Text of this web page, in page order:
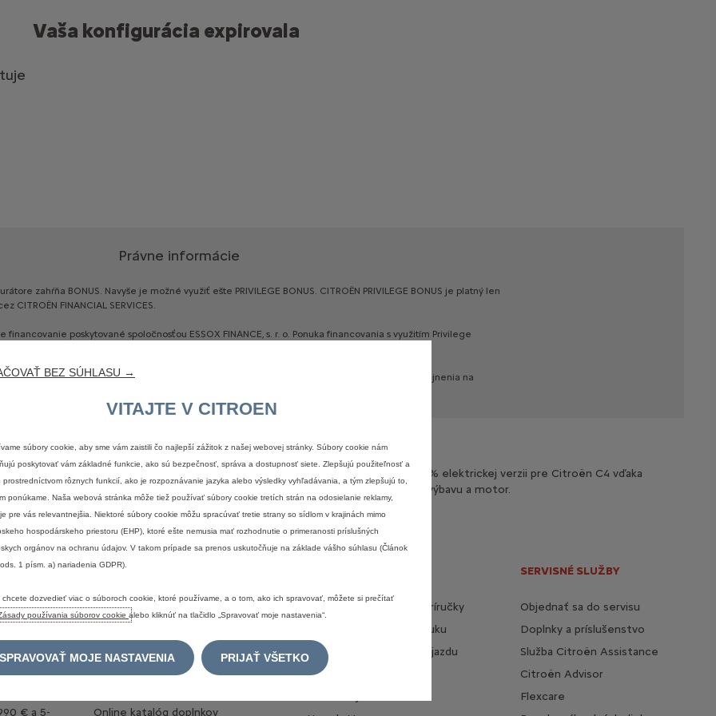
Vaša konfigurácia expirovala
Právne informácie
zahŕňa BONUS. Navyše je možné využiť ešte PRIVILEGE BONUS. CITROËN PRIVILEGE BONUS je platný len
CITROËN FINANCIAL SERVICES.
financovanie poskytované spoločnosťou ESSOX FINANCE, s. r. o. Ponuka financovania s využitím Privilege
stránke sú iba informatívne a zverejnenia na
ë-C4
vzhľadom? Prispôsobte si svoj Citroën C4 v spaľovacej, hybridnej alebo 100% elektrickej verzii pre Citroën C4 vďaka
a vašim túžbam. Môžete si nakonfigurovať všetko od výbavy a dizajnu až po výbavu a motor.
€ a 5-
VYBERTE SI NOVÉ VOZIDLO
Nakonfigurujte si nové vozidlo
Operatívny leasing - Citroën
paušál od 239€/mes.
Online katalóg doplnkov
Cenníky a užívateľské príručky
Požiadať o cenovú ponuku
Rezervovať testovaciu jazdu
Predajná a servisná sieť
SERVISNÉ SLUŽBY
Objednať sa do servisu
Doplnky a príslušenstvo
Služba Citroën Assistance
Citroën Advisor
Flexcare
BEZ SÚHLASU →
VITAJTE V CITROEN
súbory cookie, aby sme vám zaistili čo najlepší zážitok z našej webovej stránky. Súbory cookie nám
poskytovať vám základné funkcie, ako sú bezpečnosť, správa a dostupnosť siete. Zlepšujú použiteľnosť a
prostredníctvom rôznych funkcií, ako je rozpoznávanie jazyka alebo výsledky vyhľadávania, a tým zlepšujú to,
ponúkame. Naša webová stránka môže tiež používať súbory cookie tretích strán na odosielanie reklamy,
pre vás relevantnejšia. Niektoré súbory cookie môžu spracúvať tretie strany so sídlom v krajinách mimo
hospodárskeho priestoru (EHP), ktoré ešte nemusia mať rozhodnutie o primeranosti príslušných
orgánov na ochranu údajov. V takom prípade sa prenos uskutočňuje na základe vášho súhlasu (Článok
1 písm. a) nariadenia GDPR).
chcete dozvedieť viac o súboroch cookie, ktoré používame, a o tom, ako ich spravovať, môžete si prečítať
používania súborov cookie alebo kliknúť na tlačidlo „Spravovať moje nastavenia“.
SPRAVOVAŤ MOJE NASTAVENIA PRIJAŤ VŠETKO